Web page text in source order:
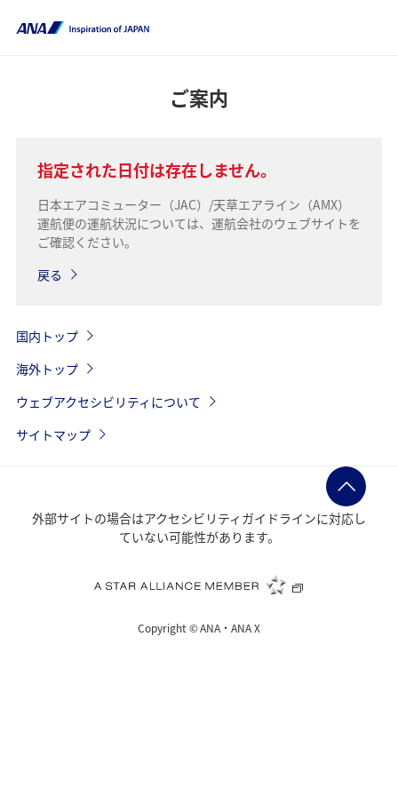
ご案内
指定された日付は存在しません。
日本エアコミューター（JAC）/天草エアライン（AMX）
運航便の運航状況については、運航会社のウェブサイトを
ご確認ください。
戻る
国内トップ
海外トップ
ウェブアクセシビリティについて
サイトマップ
外部サイトの場合はアクセシビリティガイドラインに対応し
ていない可能性があります。
Copyright ©ANA・ANA X